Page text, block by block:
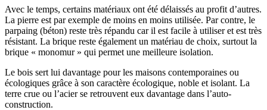
Avec le temps, certains matériaux ont été délaissés au profit d’autres.
La pierre est par exemple de moins en moins utilisée. Par contre, le
parpaing (béton) reste très répandu car il est facile à utiliser et est très
résistant. La brique reste également un matériau de choix, surtout la
brique « monomur » qui permet une meilleure isolation.
Le bois sert lui davantage pour les maisons contemporaines ou
écologiques grâce à son caractère écologique, noble et isolant. La
terre crue ou l’acier se retrouvent eux davantage dans l’auto-
construction.